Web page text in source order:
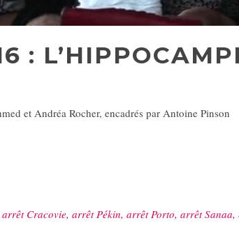
:
et Andréa Rocher, encadrés par Antoine Pinson
Cracovie, arrêt Pékin, arrêt Porto, arrêt